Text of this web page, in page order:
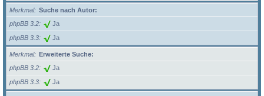
Merkmal
Suche nach Autor:
phpBB 3.2
Ja
phpBB 3.3 Ja
Merkmal
Erweiterte Suche:
phpBB 3.2
Ja
phpBB 3.3 Ja